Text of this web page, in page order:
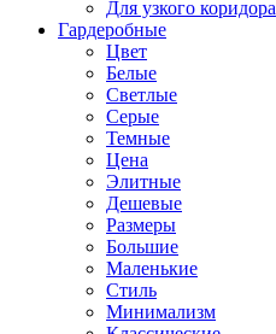
Для узкого коридора
Гардеробные
Цвет
Белые
Светлые
Серые
Темные
Цена
Элитные
Дешевые
Размеры
Большие
Маленькие
Стиль
Минимализм